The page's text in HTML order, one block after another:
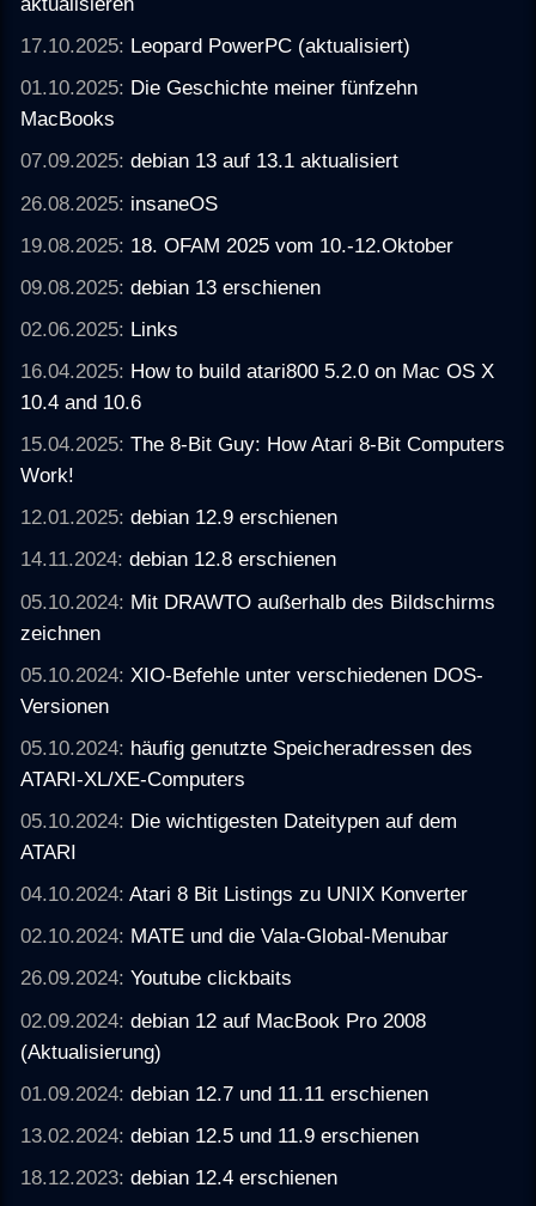
17.10.2025: Leopard PowerPC (aktualisiert)
01.10.2025: Die Geschichte meiner fünfzehn
MacBooks
07.09.2025:debian 13 auf 13.1 aktualisiert
26.08.2025: insaneOS
19.08.2025: 18. OFAM 2025 vom 10.-12.Oktober
09.08.2025:debian 13 erschienen
02.06.2025: Links
16.04.2025: How to build atari800 5.2.0 on Mac OS X
10.4 and 10.6
15.04.2025:The 8-Bit Guy: How Atari 8-Bit Computers
Work!
12.01.2025:debian 12.9 erschienen
14.11.2024:debian 12.8 erschienen
05.10.2024: Mit DRAWTO außerhalb des Bildschirms
zeichnen
05.10.2024: XIO-Befehle unter verschiedenen DOS-
Versionen
05.10.2024: häufig genutzte Speicheradressen des
ATARI-XL/XE-Computers
05.10.2024: Die wichtigesten Dateitypen auf dem
ATARI
04.10.2024:Atari 8 Bit Listings zu UNIX Konverter
02.10.2024: MATE und die Vala-Global-Menubar
26.09.2024:Youtube clickbaits
02.09.2024:debian 12 auf MacBook Pro 2008
(Aktualisierung)
01.09.2024:debian 12.7 und 11.11 erschienen
13.02.2024:debian 12.5 und 11.9 erschienen
18.12.2023:debian 12.4 erschienen